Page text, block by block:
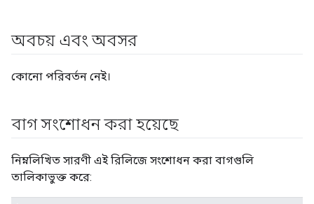
অবচয় এবং অবসর
কোনো পরিবর্তন নেই।
বাগ সংশোধন করা হয়েছে
নিম্নলিখিত সারণী এই রিলিজে সংশোধন করা বাগগুলি
তালিকাভুক্ত করে: